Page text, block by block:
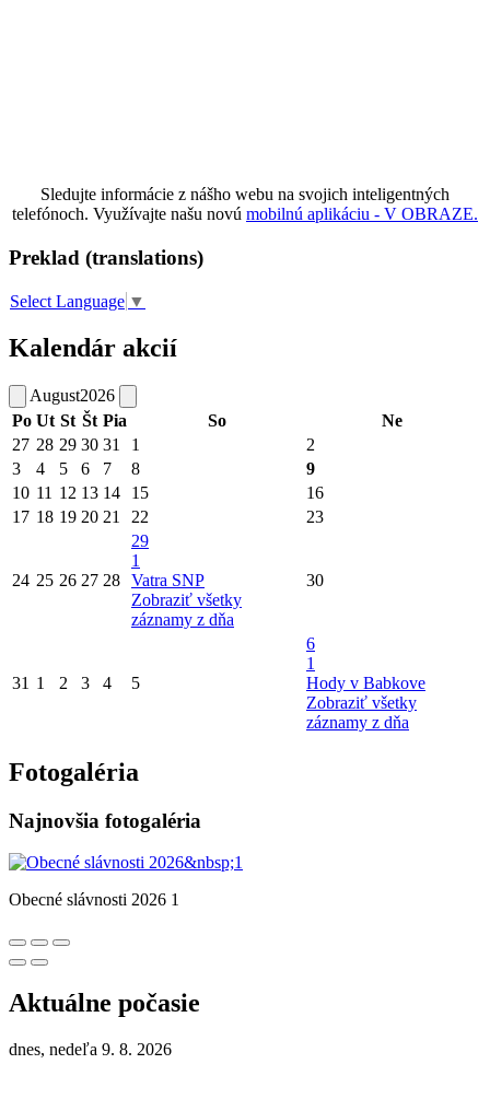
Sledujte informácie z nášho webu na svojich inteligentných
telefónoch. Využívajte našu novú mobilnú aplikáciu - V OBRAZE.
Preklad (translations)
Select Language ▼
Kalendár akcií
August2026
Po Ut St Št Pia So
Ne
27 28 29 30 31 1
2
3
4 5 6 7 8
9
10 11 12 13 14 15
16
17 18 19 20 21 22 23
24 25 26 27 28
29
1
Vatra SNP
Zobraziť všetky
záznamy z dňa
30
31 1 2 3 4 5
6
1
Hody v Babkove
Zobraziť všetky
záznamy z dňa
Fotogaléria
Najnovšia fotogaléria
Obecné slávnosti 2026 1
Aktuálne počasie
dnes, nedeľa 9. 8. 2026